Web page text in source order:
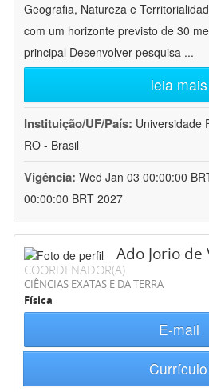
Geografia, Natureza e
com um horizonte previsto de 30
principal Desenvolver pesquisa ...
leia mais
Instituição/UF/País: Universidade
RO - Brasil
Vigência: Wed Jan 03 00:00:00
00:00:00 BRT 2027
Ado Jorio de
COORDENADOR(A)
CIÊNCIAS EXATAS E DA TERRA
Física
E-mail
Currículo